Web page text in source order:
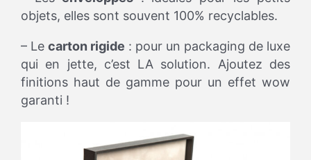
objets, elles sont souvent 100% recyclables.
– Le carton rigide : pour un packaging de luxe
qui en jette, c’est LA solution. Ajoutez des
finitions haut de gamme pour un effet wow
garanti !